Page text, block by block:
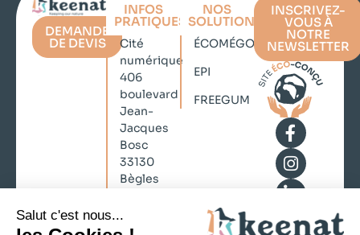
DEMANDE
DE DEVIS
INFOS
PRATIQUES
Cité
numérique
406
boulevard
Jean-
Jacques
Bosc
33130
Bègles
contact@keenat.com
NOS
SOLUTIONS
ÉCOMÉGOT
EPI
FREEGUM
INSCRIVEZ-
VOUS À
NOTRE
NEWSLETTER
No Result